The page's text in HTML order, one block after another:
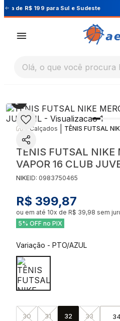
Cupom
Olá, o que você procura
Calçados
TÊNIS FUTSAL NIKE
VAPOR 16 CLUB
NIKEID: 0983750465
R$ 399,87
ou em até 10x de R$ 39,98 sem
5% OFF no PIX
Variação - PTO/AZUL
30 31 32 33